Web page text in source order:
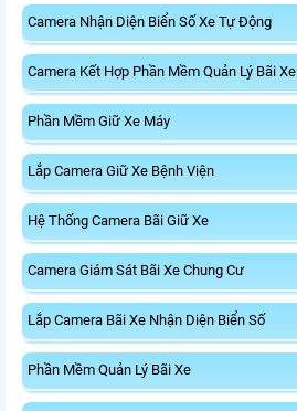
Camera Nhận Diện Biển Số Xe Tự Động
Camera Kết Hợp Phần Mềm Quản Lý Bãi Xe
Phần Mềm Giữ Xe Máy
Lắp Camera Giữ Xe Bệnh Viện
Hệ Thống Camera Bãi Giữ Xe
Camera Giám Sát Bãi Xe Chung Cư
Lắp Camera Bãi Xe Nhận Diện Biển Số
Phần Mềm Quản Lý Bãi Xe